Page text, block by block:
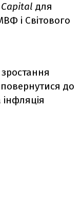
для
і Світового
до
інфляція